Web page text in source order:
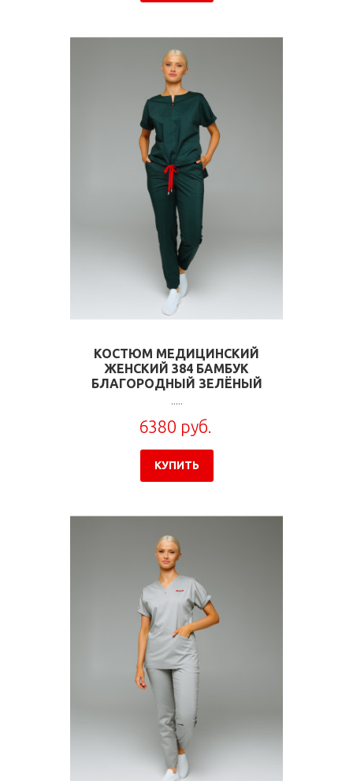
КОСТЮМ МЕДИЦИНСКИЙ
ЖЕНСКИЙ 384 БАМБУК
БЛАГОРОДНЫЙ ЗЕЛЁНЫЙ
.....
6380 руб.
КУПИТЬ